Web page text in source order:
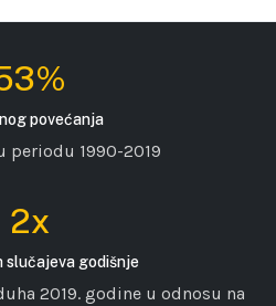
povećanja
periodu 1990-2019
2x
slučajeva godišnje
2019. godine u odnosu na